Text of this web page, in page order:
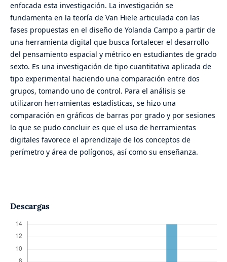
enfocada esta investigación. La investigación se
fundamenta en la teoría de Van Hiele articulada con las
fases propuestas en el diseño de Yolanda Campo a partir de
una herramienta digital que busca fortalecer el desarrollo
del pensamiento espacial y métrico en estudiantes de grado
sexto. Es una investigación de tipo cuantitativa aplicada de
tipo experimental haciendo una comparación entre dos
grupos, tomando uno de control. Para el análisis se
utilizaron herramientas estadísticas, se hizo una
comparación en gráficos de barras por grado y por sesiones
lo que se pudo concluir es que el uso de herramientas
digitales favorece el aprendizaje de los conceptos de
perímetro y área de polígonos, así como su enseñanza.
Descargas